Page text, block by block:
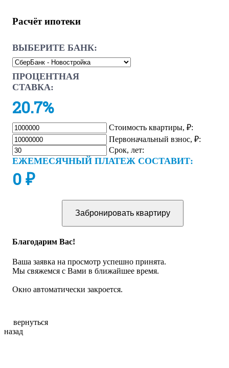
Расчёт ипотеки
ВЫБЕРИТЕ БАНК:
ПРОЦЕНТНАЯ
СТАВКА:
20.7%
Стоимость квартиры, ₽:
Первоначальный взнос, ₽:
Срок, лет:
ЕЖЕМЕСЯЧНЫЙ ПЛАТЕЖ СОСТАВИТ:
0 ₽
Забронировать квартиру
Благодарим Вас!
Ваша заявка на просмотр успешно принята.
Мы свяжемся с Вами в ближайшее время.
Окно автоматически закроется.
вернуться
назад